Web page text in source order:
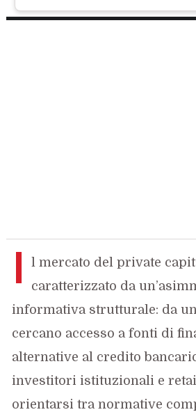
I
l mercato del private
caratterizzato da
informativa strutturale: da
cercano accesso a fonti di
alternative al credito
investitori istituzionali e
orientarsi tra normative